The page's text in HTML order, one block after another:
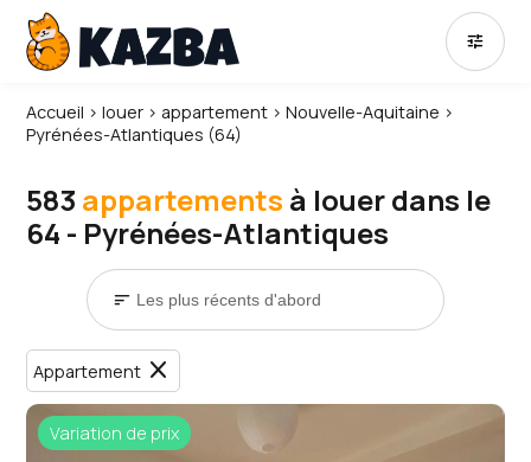
tune
Accueil ›louer › appartement ›Nouvelle-Aquitaine ›
Pyrénées-Atlantiques (64)
583 appartements à louer dans le
64 - Pyrénées-Atlantiques
sort
Appartement close
Variation de prix